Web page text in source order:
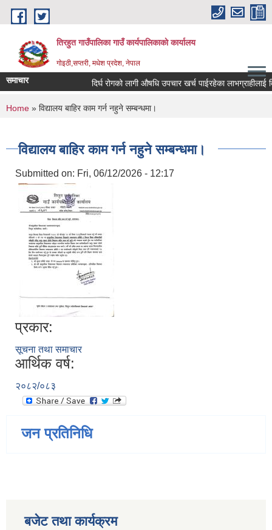
Skip to main content
तिरहुत गाउँपालिका गाउँ कार्यपालिकाकाे कार्यालय
गाेइठी,सप्तरी, मधेश प्रदेश, नेपाल
समाचार दिर्घ रोगको लागी औषधि उपचार खर्च पाईरहेका
You are here
Home » विद्यालय बाहिर काम गर्न नहुने सम्बन्धमा।
विद्यालय बाहिर काम गर्न नहुने सम्बन्धमा।
Submitted on: Fri, 06/12/2026 - 12:17
प्रकार:
सूचना तथा समाचार
आर्थिक वर्ष:
२०८२/०८३
जन प्रतिनिधि
बजेट तथा कार्यक्रम